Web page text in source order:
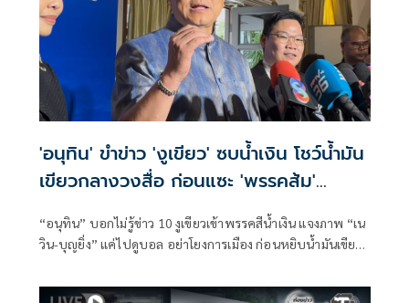
ส่วนที่มีการถามเมื่อสักครู่ว่ามีการเติมเสียงนั้นตนไม่ได้ยิน
'อนุทิน' ขำข่าว 'งูเขียว' ซบน้ำเงิน โชว์น้ำมัน
เขียวกลางวงสื่อ ก่อนแซะ 'พรรคส้ม'
“อนุทิน” บอกไม่รู้ข่าว 10 งูเขียวเข้าพรรคสีน้ำเงิน แจงภาพ “เน
วิน-บุญยิ่ง” แค่ไปดูบอล อย่าโยงการเมือง ก่อนหยิบน้ำมันเขียว